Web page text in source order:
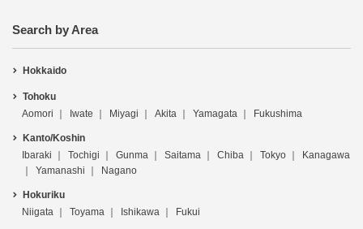
Search by Area
Hokkaido
Tohoku
Aomori
Iwate Miyagi Akita Yamagata Fukushima
Kanto/Koshin
Ibaraki
Tochigi Gunma Saitama Chiba Tokyo
Kanagawa
Yamanashi
Nagano
Hokuriku
Niigata
Toyama Ishikawa Fukui